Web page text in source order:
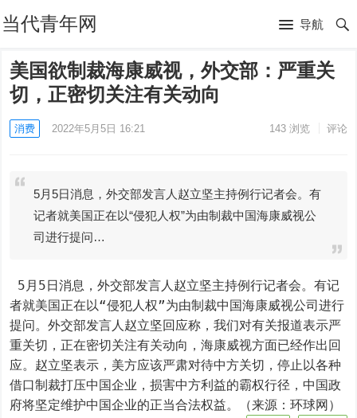
当代青年网 导航
美国欲制裁海康威视，外交部：严重关
切，正密切关注有关动向
消费 2022年5月5日 16:21 143浏览 评论
5月5日消息，外交部发言人赵立坚主持例行记者会。有
记者就美国正在以“侵犯人权”为由制裁中国海康威视公
司进行提问…
者就美国正在以“侵犯人权”为由制裁中国海康威视公司进行
提问。外交部发言人赵立坚回应称，我们对有关报道表示严
重关切，正在密切关注有关动向，海康威视方面已经作出回
应。赵立坚表示，美方应该严肃对待中方关切，停止以各种
借口制裁打压中国企业，损害中方利益的霸权行径，中国政
府将坚定维护中国企业的正当合法权益。（来源：环球网）